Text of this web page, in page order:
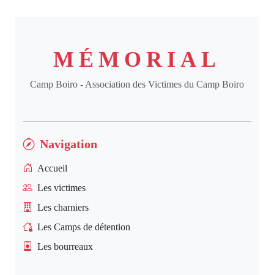
MÉMORIAL
Camp Boiro - Association des Victimes du Camp Boiro
Navigation
Accueil
Les victimes
Les charniers
Les Camps de détention
Les bourreaux